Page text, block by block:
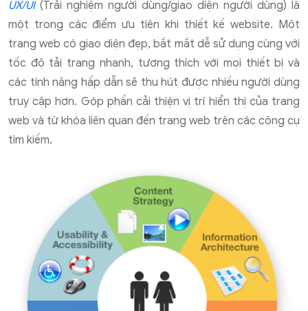
UX/UI(Trải nghiệm người dùng/giao diện người dùng) là
một trong các điểm ưu tiên khi thiết kế website. Một
trang web có giao diện đẹp, bắt mắt dễ sử dụng cùng với
tốc độ tải trang nhanh, tương thích với mọi thiết bị và
các tính năng hấp dẫn sẽ thu hút được nhiều người dùng
truy cập hơn. Góp phần cải thiện vị trí hiển thị của trang
web và từ khóa liên quan đến trang web trên các công cụ
tìm kiếm.